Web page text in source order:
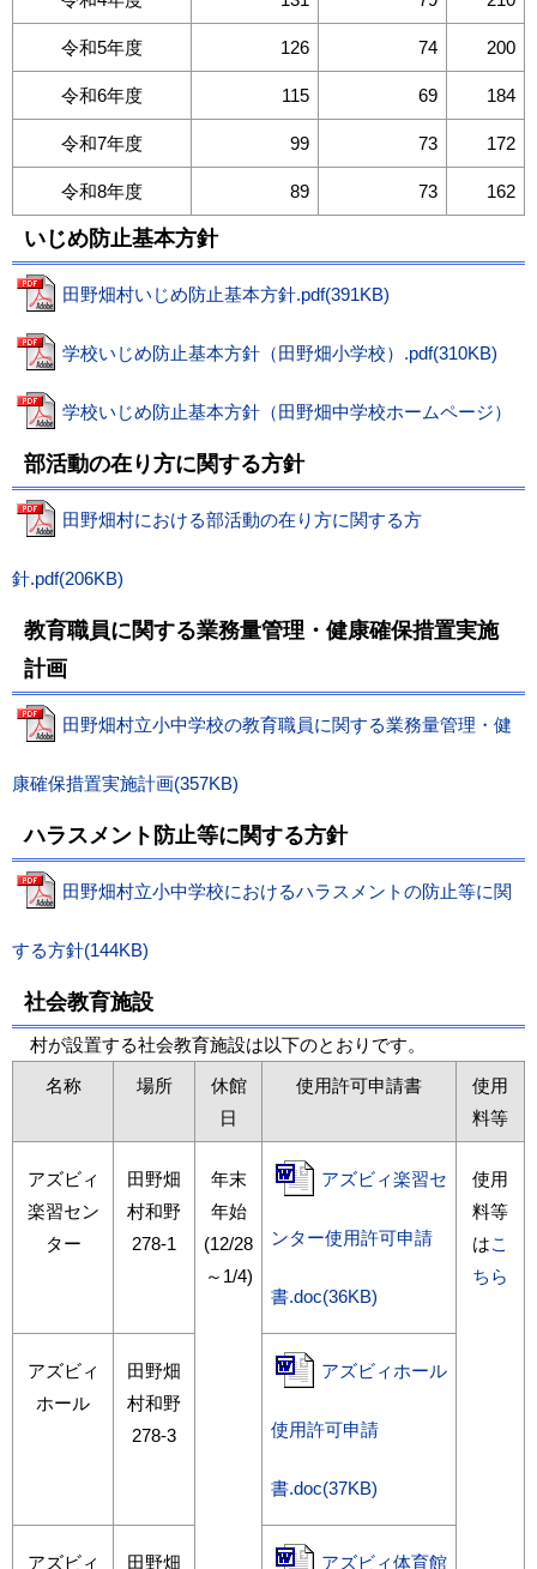
令和5年度 126 74 200
令和6年度 115 69 184
令和7年度 99 73 172
令和8年度 89 73 162
いじめ防止基本方針
田野畑村いじめ防止基本方針.pdf(391KB)
学校いじめ防止基本方針（田野畑小学校）.pdf(310KB)
学校いじめ防止基本方針（田野畑中学校ホームページ）
部活動の在り方に関する方針
田野畑村における部活動の在り方に関する方
針.pdf(206KB)
教育職員に関する業務量管理・健康確保措置実施
計画
田野畑村立小中学校の教育職員に関する業務量管理・健
康確保措置実施計画(357KB)
ハラスメント防止等に関する方針
田野畑村立小中学校におけるハラスメントの防止等に関
する方針(144KB)
社会教育施設
村が設置する社会教育施設は以下のとおりです。
名称
場所
休館
日
使用許可申請書
使用
料等
アズビィ
楽習セン
ター
田野畑
村和野
278-1
年末
年始
(12/28
～1/4)
アズビィ楽習セ
ンター使用許可申請
書.doc(36KB)
使用
料等
はこ
ちら
アズビィ
ホール
田野畑
村和野
278-3
アズビィホール
使用許可申請
書.doc(37KB)
アズビィ 田野畑 アズビィ体育館